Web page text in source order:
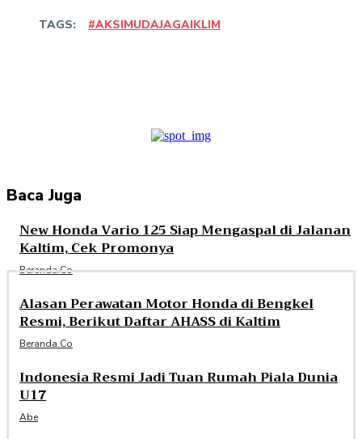
TAGS: #AKSIMUDAJAGAIKLIM
Baca Juga
New Honda Vario 125 Siap Mengaspal di Jalanan
Kaltim, Cek Promonya
Beranda.co
Alasan Perawatan Motor Honda di Bengkel
Resmi, Berikut Daftar AHASS di Kaltim
Beranda.co
Indonesia Resmi Jadi Tuan Rumah Piala Dunia
U17
Abe